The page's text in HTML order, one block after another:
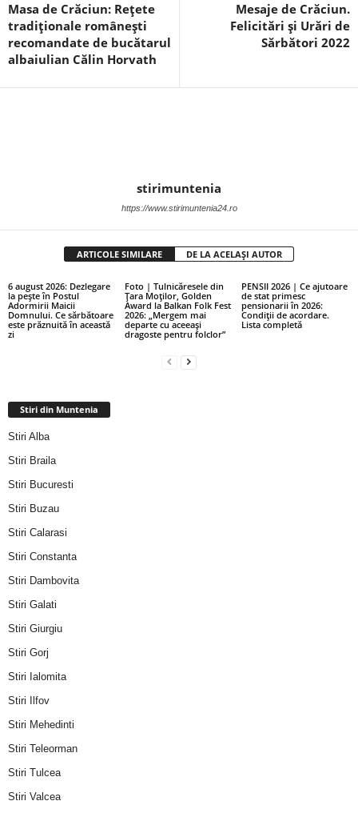
Masa de Crăciun: Rețete
tradiționale românești
recomandate de bucătarul
albaiulian Călin Horvath
Mesaje de Crăciun.
Felicitări și Urări de
Sărbători 2022
stirimuntenia
https://www.stirimuntenia24.ro
ARTICOLE SIMILARE DE LA ACELAȘI AUTOR
6 august 2026: Dezlegare
la pește în Postul
Adormirii Maicii
Domnului. Ce sărbătoare
este prăznuită în această
zi
Foto | Tulnicăresele din
Țara Moților, Golden
Award la Balkan Folk Fest
2026: „Mergem mai
departe cu aceeași
dragoste pentru folclor”
PENSII 2026 | Ce ajutoare
de stat primesc
pensionarii în 2026:
Condiții de acordare.
Lista completă
Stiri din Muntenia
Stiri Alba
Stiri Braila
Stiri Bucuresti
Stiri Buzau
Stiri Calarasi
Stiri Constanta
Stiri Dambovita
Stiri Galati
Stiri Giurgiu
Stiri Gorj
Stiri Ialomita
Stiri Ilfov
Stiri Mehedinti
Stiri Teleorman
Stiri Tulcea
Stiri Valcea